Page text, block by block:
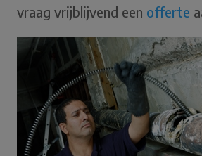
vraag vrijblijvend een offerte